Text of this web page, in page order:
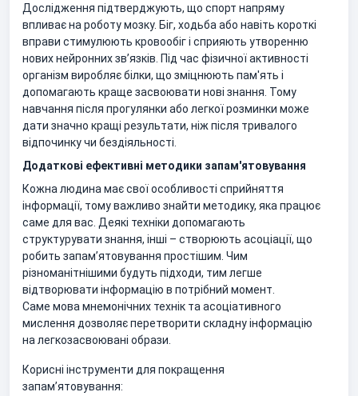
Дослідження підтверджують, що спорт напряму
впливає на роботу мозку. Біг, ходьба або навіть короткі
вправи стимулюють кровообіг і сприяють утворенню
нових нейронних зв’язків. Під час фізичної активності
організм виробляє білки, що зміцнюють пам'ять і
допомагають краще засвоювати нові знання. Тому
навчання після прогулянки або легкої розминки може
дати значно кращі результати, ніж після тривалого
відпочинку чи бездіяльності.
Додаткові ефективні методики запам'ятовування
Кожна людина має свої особливості сприйняття
інформації, тому важливо знайти методику, яка працює
саме для вас. Деякі техніки допомагають
структурувати знання, інші – створюють асоціації, що
робить запам’ятовування простішим. Чим
різноманітнішими будуть підходи, тим легше
відтворювати інформацію в потрібний момент.
Саме мова мнемонічних технік та асоціативного
мислення дозволяє перетворити складну інформацію
на легкозасвоювані образи.​​​​​​​​​​​​​​​​
Корисні інструменти для покращення
запам’ятовування: